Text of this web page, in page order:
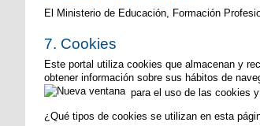
El Ministerio de Educación, Formación
7. Cookies
Este portal utiliza cookies que almacenan y
obtener información sobre sus hábitos de
para el uso de las cookies
¿Qué tipos de cookies se utilizan en esta